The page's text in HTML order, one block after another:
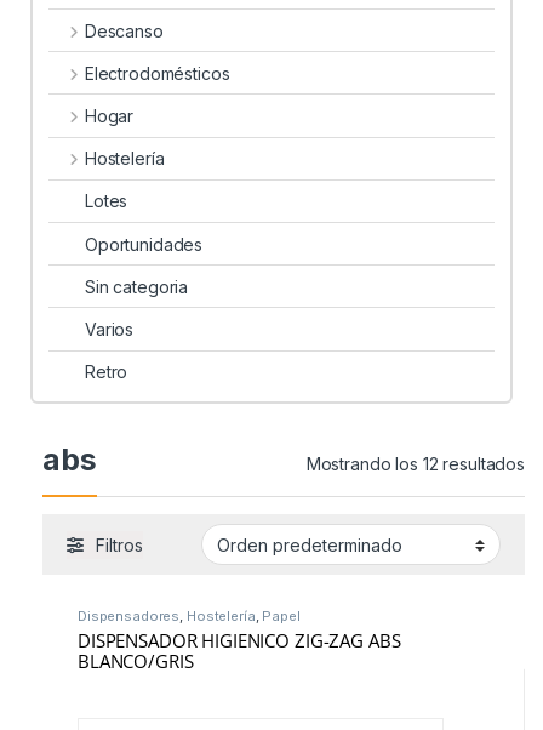
Descanso
Electrodomésticos
Hogar
Hostelería
Lotes
Oportunidades
Sin categoria
Varios
Retro
abs Mostrando los 12 resultados
Filtros
Dispensadores, Hostelería, Papel
DISPENSADOR HIGIENICO ZIG-ZAG ABS
BLANCO/GRIS